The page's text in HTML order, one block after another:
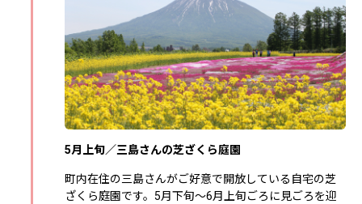
5月上旬／三島さんの芝ざくら庭園
町内在住の三島さんがご好意で開放している自宅の芝
ざくら庭園です。5月下旬～6月上旬ごろに見ごろを迎